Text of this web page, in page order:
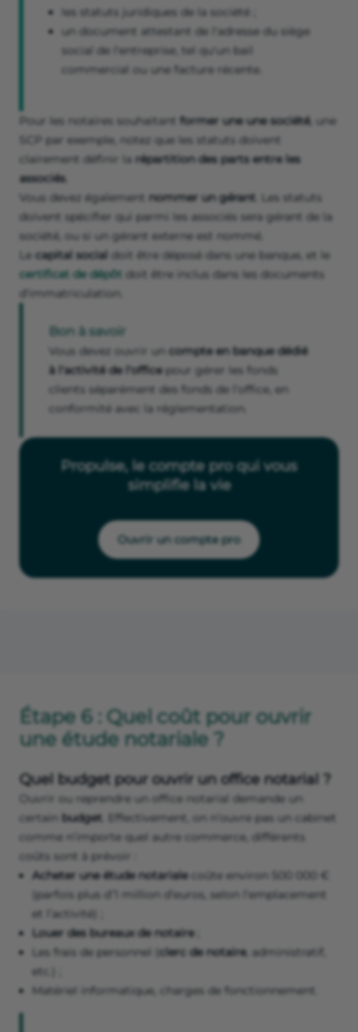
les statuts juridiques de la société ;
un document attestant de l'adresse du siège
social de l'entreprise, tel qu'un bail
commercial ou une facture récente.
Pour les notaires souhaitant former une une société, une
SCP par exemple, notez que les statuts doivent
clairement définir la répartition des parts entre les
associés.
Vous devez également nommer un gérant . Les statuts
doivent spécifier qui parmi les associés sera gérant de la
société, ou si un gérant externe est nommé.
Le capital social doit être déposé dans une banque, et le
certificat de dépôt doit être inclus dans les documents
d'immatriculation.
Bon à savoir
Vous devez ouvrir un compte en banque dédié
à l'activité de l'officepour gérer les fonds
clients séparément des fonds de l'office, en
conformité avec la réglementation.
Propulse, le compte pro qui vous
simplifie la vie
Ouvrir un compte pro
Étape 6 : Quel coût pour ouvrir
une étude notariale ?
Quel budget pour ouvrir un office notarial ?
Ouvrir ou reprendre un office notarial demande un
certain budget . Effectivement, on n’ouvre pas un cabinet
comme n’importe quel autre commerce, différents
coûts sont à prévoir :
Acheter une étude notariale
coûte environ 500 000 €
(parfois plus d’1 million d’euros, selon l’emplacement
et l’activité) ;
Louer des bureaux de notaire
Les frais de personnel (clerc de notaire, administratif,
etc.) ;
Matériel informatique, charges de fonctionnement.